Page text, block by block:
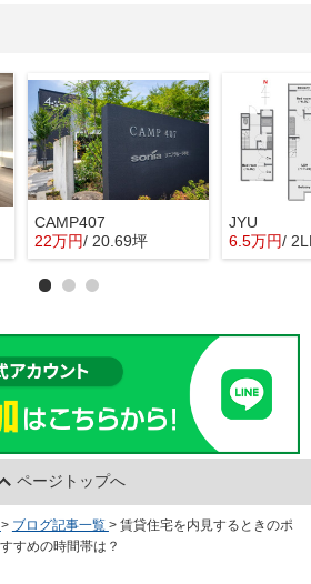
CAMP407
22万円/ 20.69坪
JYU
6.5万円/
ページトップへ
> ブログ記事一覧 > 賃貸住宅を内見するときのポ
すめの時間帯は？